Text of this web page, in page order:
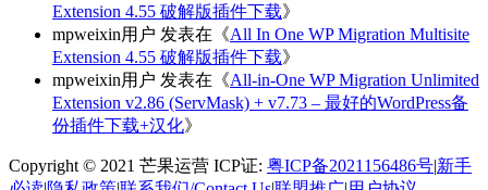
Extension 4.55 破解版插件下载》
mpweixin用户 发表在《All In One WP Migration Multisite
Extension 4.55 破解版插件下载》
mpweixin用户 发表在《All-in-One WP Migration Unlimited
Extension v2.86 (ServMask) + v7.73 – 最好的WordPress备
份插件下载+汉化》
Copyright © 2021 芒果运营 ICP证: 粤ICP备2021156486号|新手